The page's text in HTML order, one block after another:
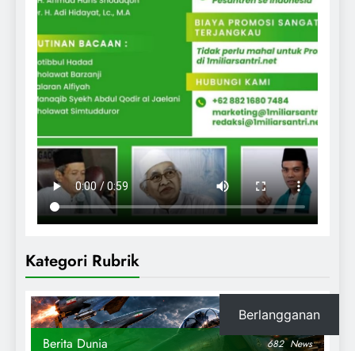
Kategori Rubrik
Berita Dunia 682 News
Berlangganan